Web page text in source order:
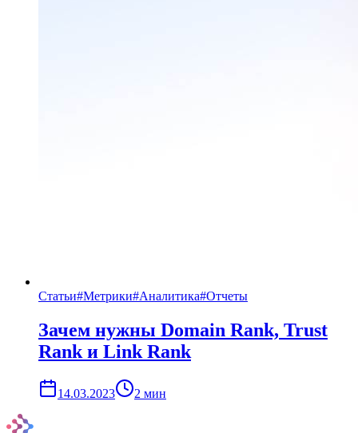
Статьи#Метрики#Аналитика#Отчеты
Зачем нужны Domain Rank, Trust
Rank и Link Rank
14.03.2023 2 мин